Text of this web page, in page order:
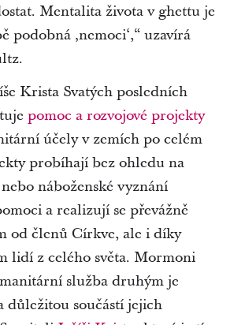
Mentalita života v ghettu je
podobná ‚nemoci‘,“ uzavírá
Krista Svatých posledních
pomoc a rozvojové projekty
účely v zemích po celém
probíhají bez ohledu na
náboženské vyznání
a realizují se převážně
od členů Církve, ale i díky
lidí z celého světa. Mormoni
služba druhým je
důležitou součástí jejich